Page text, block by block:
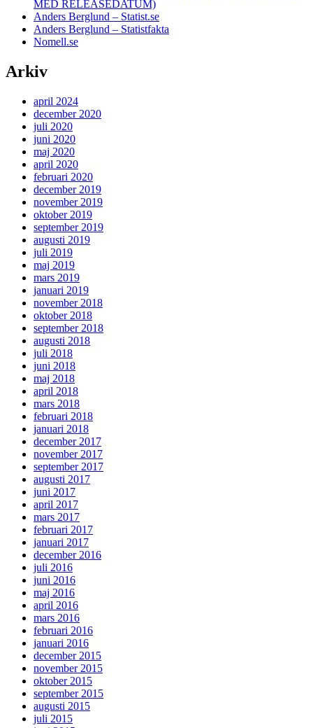
MED RELEASEDATUM)
Anders Berglund – Statist.se
Anders Berglund – Statistfakta
Nomell.se
Arkiv
april 2024
december 2020
juli 2020
juni 2020
maj 2020
april 2020
februari 2020
december 2019
november 2019
oktober 2019
september 2019
augusti 2019
juli 2019
maj 2019
mars 2019
januari 2019
november 2018
oktober 2018
september 2018
augusti 2018
juli 2018
juni 2018
maj 2018
april 2018
mars 2018
februari 2018
januari 2018
december 2017
november 2017
september 2017
augusti 2017
juni 2017
april 2017
mars 2017
februari 2017
januari 2017
december 2016
juli 2016
juni 2016
maj 2016
april 2016
mars 2016
februari 2016
januari 2016
december 2015
november 2015
oktober 2015
september 2015
augusti 2015
juli 2015